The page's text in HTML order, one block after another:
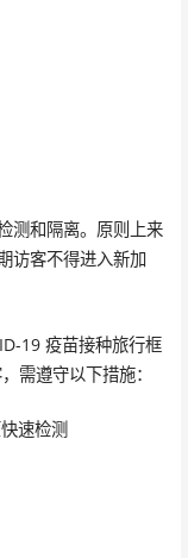
测和隔离。原则上来
访客不得进入新加
19 疫苗接种旅行框
需遵守以下措施：
速检测